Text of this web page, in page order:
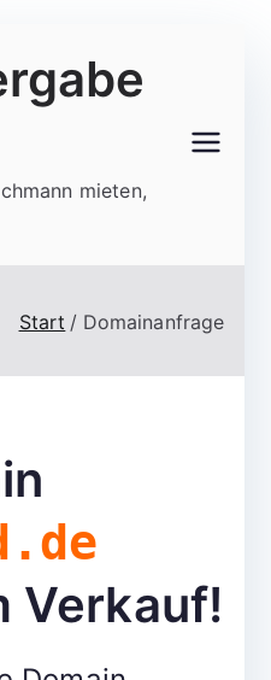
mieten,
Start Domainanfrage
Verkauf!